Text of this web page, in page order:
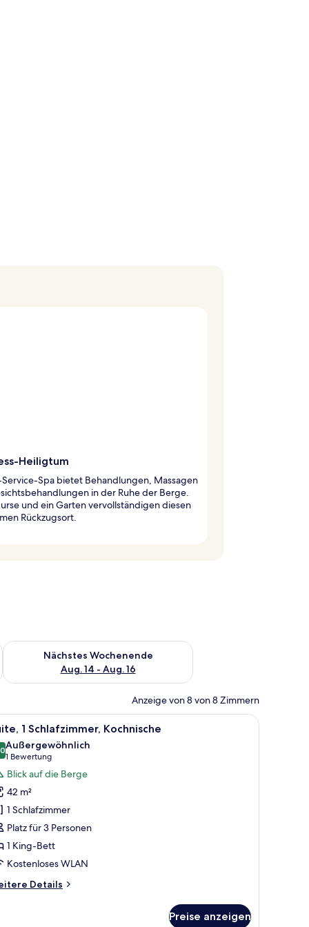
Heiligtum
Service-Spa bietet Behandlungen, Massagen
in der Ruhe der Berge.
und ein Garten vervollständigen diesen
Rückzugsort.
Aug. 7 - Aug. 9.
Nächstes Wochenende
Aug. 14 - Aug. 16
Überprüfe die Verfügbarkeit für nächstes Wochenende, Aug.
Anzeige von 8 von 8 Zimmern
mit Stühlen und Blick ins Freie.Ein Schlafzimmer mit Holz-Kopfteil, einem
7 1 Schlafzimmer, Kochnische
von 10
Außergewöhnlich
1 Bewertung
(1
Bewertung)
Blick auf die Berge
42 m²
1 Schlafzimmer
Platz für 3 Personen
1 King-Bett
Kostenloses WLAN
Details
Preise anzeigen